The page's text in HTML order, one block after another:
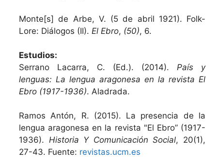
Monte[s] de Arbe, V. (5 de abril 1921). Folk-
Lore: Diálogos (II). El Ebro, (50), 6.
Estudios:
Serrano Lacarra, C. (Ed.). (2014). País y
lenguas: La lengua aragonesa en la revista El
Ebro (1917-1936). Aladrada.
Ramos Antón, R. (2015). La presencia de la
lengua aragonesa en la revista "El Ebro” (1917-
1936). Historia Y Comunicación Social, 20(1),
27-43. Fuente: revistas.ucm.es